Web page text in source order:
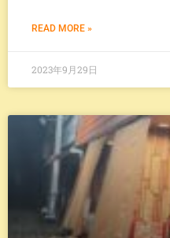
READ MORE »
2023年9月29日